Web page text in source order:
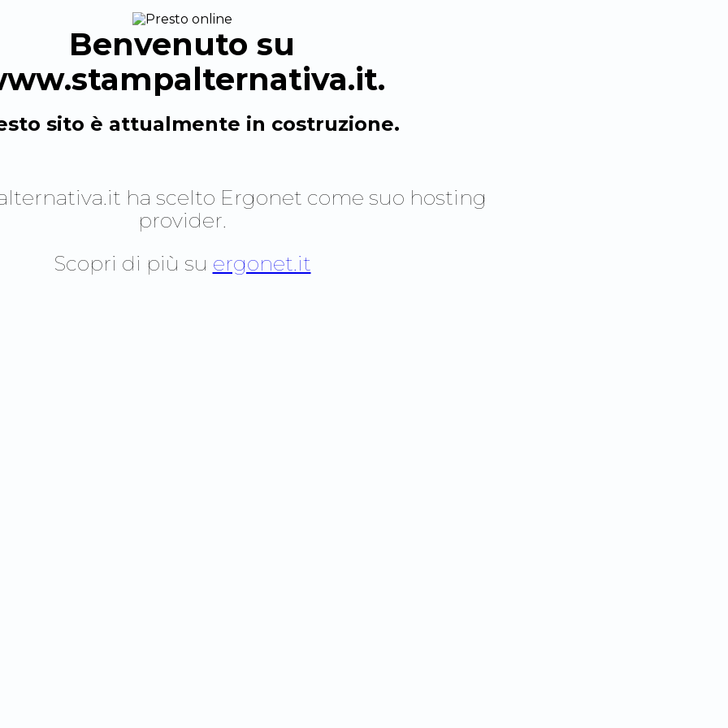
Benvenuto su
.
sito è attualmente in costruzione.
ha scelto Ergonet come suo hosting
provider.
Scopri di più su ergonet.it